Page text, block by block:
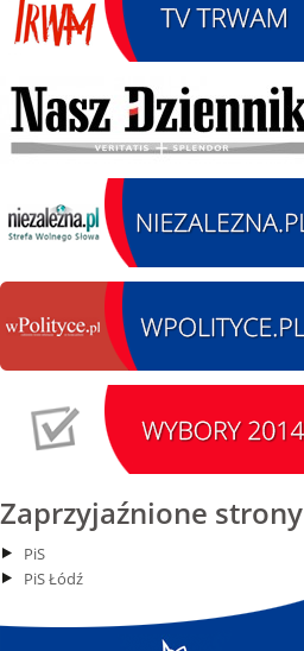
14
Kiernozkiego Dzika.
czytaj więcej
15
Wojska Polskiego.
Łódź
czytaj więcej
15
15.08.2026
Siemkowice
SIERPIEŃ
Oddanie budynku.
Wielgie
Zaprzyjaźnione strony
PiS
PiS Łódź